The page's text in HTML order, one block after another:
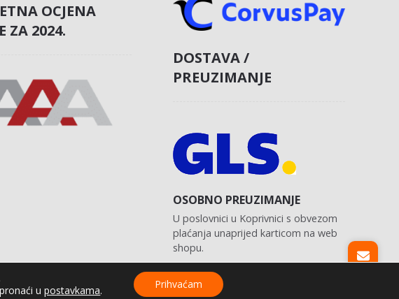
OCJENA
ZA 2024.
DOSTAVA /
PREUZIMANJE
OSOBNO PREUZIMANJE
U poslovnici u Koprivnici s obvezom
plaćanja unaprijed karticom na web
shopu.
upostavkama. Prihvaćam